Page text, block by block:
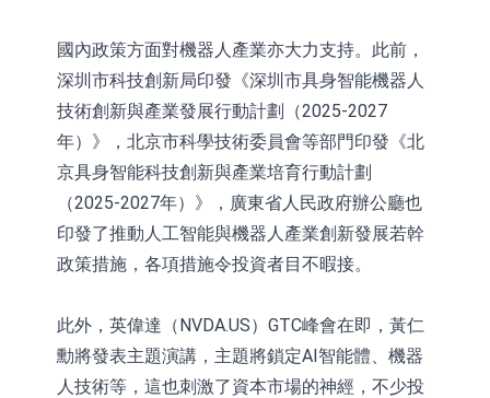
國內政策方面對機器人產業亦大力支持。此前，
深圳市科技創新局印發《深圳市具身智能機器人
技術創新與產業發展行動計劃（2025-2027
年）》，北京市科學技術委員會等部門印發《北
京具身智能科技創新與產業培育行動計劃
（2025-2027年）》，廣東省人民政府辦公廳也
印發了推動人工智能與機器人產業創新發展若幹
政策措施，各項措施令投資者目不暇接。
此外，英偉達（NVDA.US）GTC峰會在即，黃仁
勳將發表主題演講，主題將鎖定AI智能體、機器
人技術等，這也刺激了資本市場的神經，不少投